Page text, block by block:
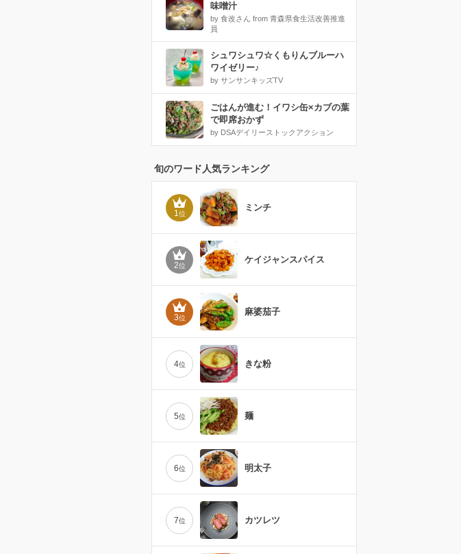
味噌汁
by 食改さん from 青森県食生活改善推進
員
シュワシュワ☆くもりんブルーハ
ワイゼリー♪
by サンサンキッズTV
ごはんが進む！イワシ缶×カブの葉
で即席おかず
by DSAデイリーストックアクション
旬のワード人気ランキング
1位
ミンチ
2位
ケイジャンスパイス
3位
麻婆茄子
4位 きな粉
5位 麺
6位 明太子
7位 カツレツ